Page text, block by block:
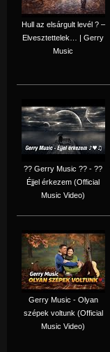
Hull az elsárgult levél ? –
Elvesztettelek… | Gerry
Music
?? Gerry Music ?? - ??
Éjjel érkezem (Official
Music Video)
Gerry Music - Olyan
szépek voltunk (Official
Music Video)